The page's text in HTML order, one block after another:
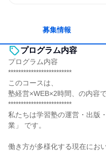
募集情報
プログラム内容
プログラム内容
*************************
このコースは、
塾経営×WEB×2時間、の内容で
*************************
私たちは学習塾の運営・出版
業」 です。
働き方が多様化する現在にお